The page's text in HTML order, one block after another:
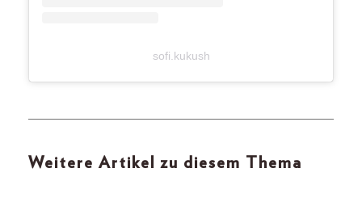
sofi.kukush
Weitere Artikel zu diesem Thema